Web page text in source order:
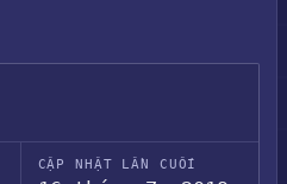
CẬP NHẬT LẦN CUỐI